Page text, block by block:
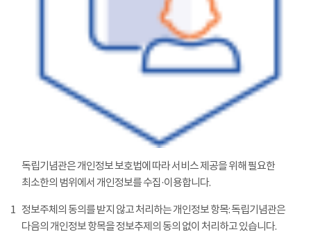
독립기념관은 개인정보 보호법에 따라 서비스 제공을 위해 필요한
최소한의 범위에서 개인정보를 수집·이용합니다.
1 정보주체의 동의를 받지 않고 처리하는 개인정보 항목: 독립기념관은
다음의 개인정보 항목을 정보추제의 동의 없이 처리하고 있습니다.